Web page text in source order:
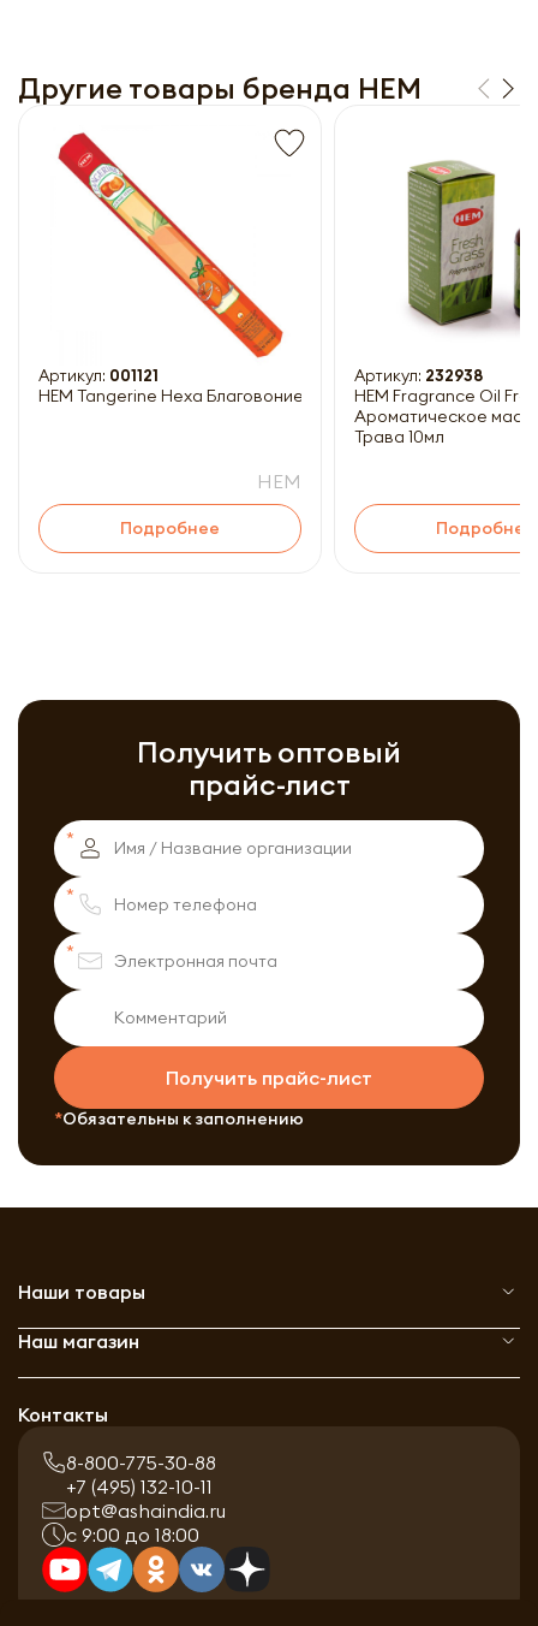
Другие товары бренда HEM
Артикул: 001121
HEM Tangerine Hexa Благовоние Мандарин 20шт
HEM
Подробнее
Артикул: 232938
HEM Fragrance Oil Fresh Grass
Ароматическое
Трава 10мл
Подробнее
Получить оптовый
прайс-лист
Получить прайс-лист
Обязательны к заполнению
Получить прайс-лист
Обязательны к заполнению
Наши товары
Наш магазин
Контакты
8-800-775-30-88
+7 (495) 132-10-11
opt@ashaindia.ru
с 9:00 до 18:00